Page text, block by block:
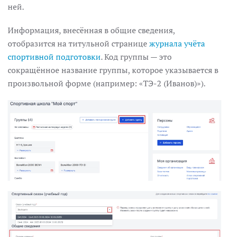
ней.
Информация, внесённая в общие сведения,
отобразится на титульной страницежурнала учёта
спортивной подготовки.Код группы — это
сокращённое название группы, которое указывается в
произвольной форме (например: «ТЭ-2 (Иванов)»).